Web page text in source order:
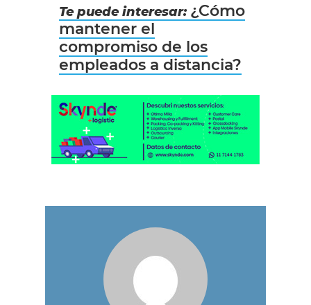
Te puede interesar: ¿Cómo
mantener el
compromiso de los
empleados a distancia?